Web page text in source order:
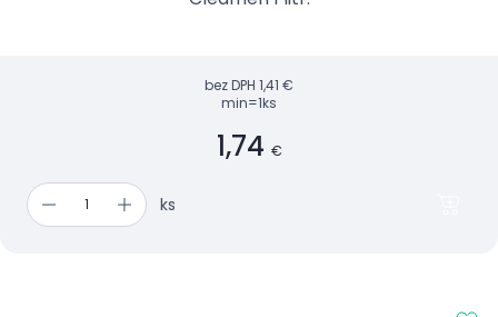
bez DPH 1,41 €
min=1ks
1,74 €
ks